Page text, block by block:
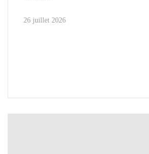
26 juillet 2026